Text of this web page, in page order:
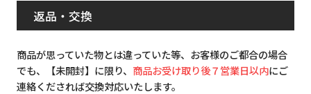
返品・交換
商品が思っていた物とは違っていた等、お客様のご都合の場合
でも、【未開封】に限り、 商品お受け取り後７営業日以内にご
連絡くだされば交換対応いたします。